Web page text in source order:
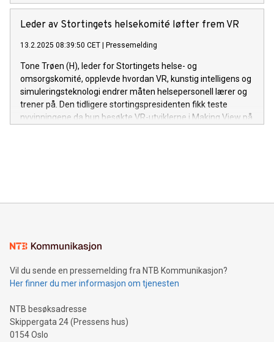
Leder av Stortingets helsekomité løfter frem VR
13.2.2025 08:39:50 CET | Pressemelding
Tone Trøen (H), leder for Stortingets helse- og
omsorgskomité, opplevde hvordan VR, kunstig intelligens og
simuleringsteknologi endrer måten helsepersonell lærer og
trener på. Den tidligere stortingspresidenten fikk teste
nyvinningene da hun besøkte VR-utviklerne i Making View på
Vil du sende en pressemelding fra NTB Kommunikasjon?
Her finner du mer informasjon om tjenesten
NTB besøksadresse
Skippergata 24 (Pressens hus)
0154 Oslo